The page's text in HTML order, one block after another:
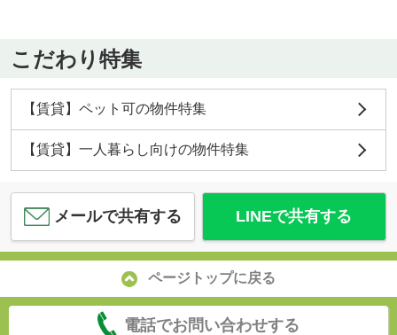
こだわり特集
【賃貸】ペット可の物件特集
【賃貸】一人暮らし向けの物件特集
メールで共有する LINEで共有する
ページトップに戻る
電話でお問い合わせする